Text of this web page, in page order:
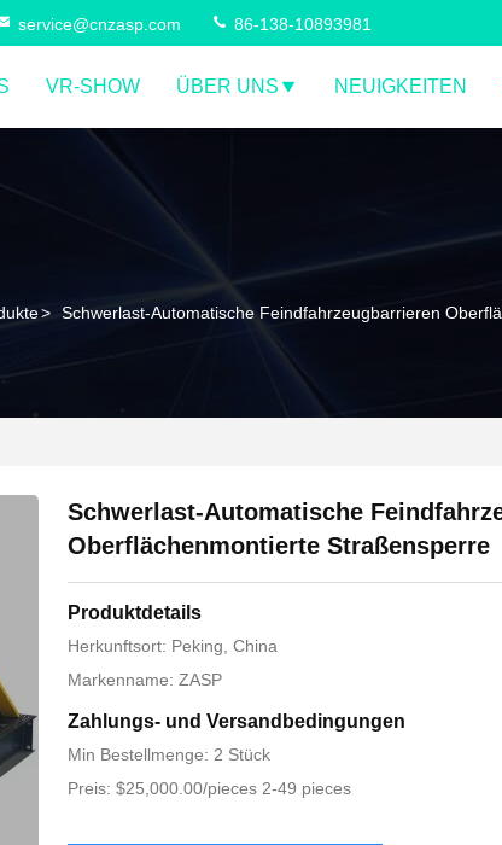
service@cnzasp.com 86-138-10893981
VR-SHOW ÜBER UNS NEUIGKEITEN
> Schwerlast-Automatische Feindfahrzeugbarrieren
Schwerlast-Automatische
Oberflächenmontierte Straßensperre
Produktdetails
Herkunftsort: Peking, China
Markenname: ZASP
Zahlungs- und Versandbedingungen
Min Bestellmenge: 2 Stück
Preis: $25,000.00/pieces 2-49 pieces